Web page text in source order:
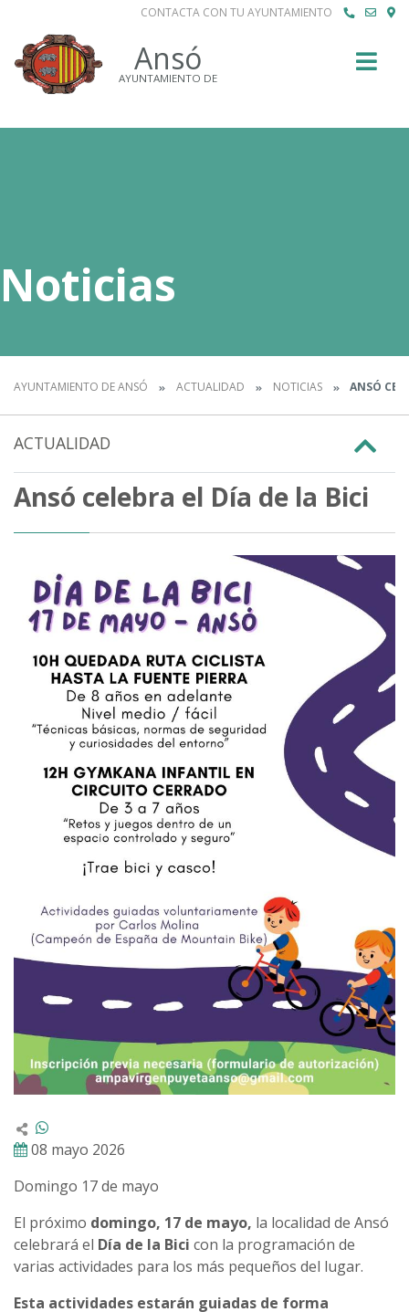
CONTACTA CON TU AYUNTAMIENTO
Ansó
AYUNTAMIENTO DE
Noticias
AYUNTAMIENTO DE ANSÓ ACTUALIDAD NOTICIAS ANSÓ
ACTUALIDAD
Ansó celebra el Día de la Bici
08 mayo 2026
Domingo 17 de mayo
El próximo domingo, 17 de mayo, la localidad de Ansó
celebrará el Día de la Bici con la programación de
varias actividades para los más pequeños del lugar.
Esta actividades estarán guiadas de forma